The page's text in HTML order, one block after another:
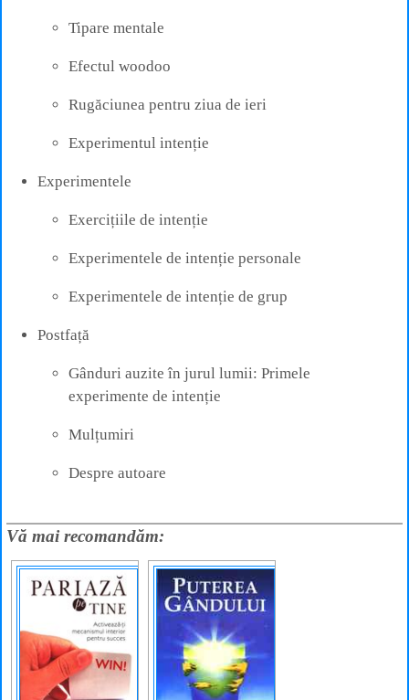
Tipare mentale
Efectul woodoo
Rugăciunea pentru ziua de ieri
Experimentul intenție
Experimentele
Exercițiile de intenție
Experimentele de intenție personale
Experimentele de intenție de grup
Postfață
Gânduri auzite în jurul lumii: Primele
experimente de intenție
Mulțumiri
Despre autoare
Vă mai recomandăm: